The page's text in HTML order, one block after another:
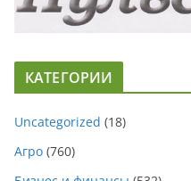
КАТЕГОРИИ
Uncategorized (18)
Агро (760)